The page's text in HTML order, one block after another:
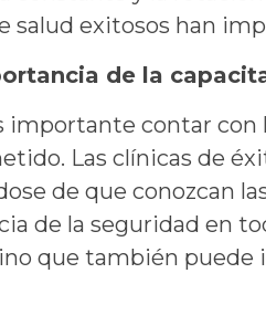
salud exitosos han
de la
importante contar con
Las clínicas de
de que conozcan
de la seguridad en
que también puede